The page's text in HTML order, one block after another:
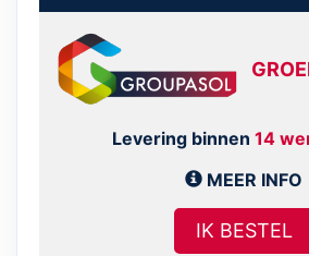
Levering binnen 14
MEER INFO
IK BESTEL